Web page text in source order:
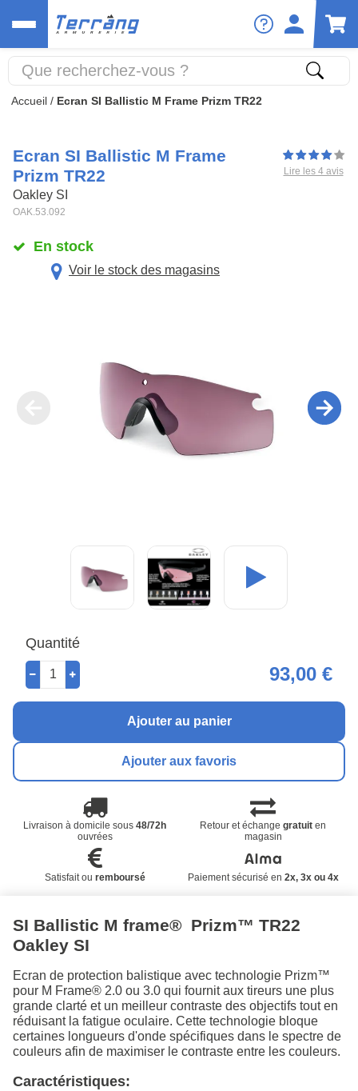
Accueil / Ecran SI Ballistic M Frame Prizm TR22
Ecran SI Ballistic M Frame
Prizm TR22
Oakley SI
OAK.53.092
Lire les 4 avis
En stock
Voir le stock des magasins
Quantité
93,00 €
Ajouter au panier
Ajouter aux favoris
Livraison à domicile sous48/72h
ouvrées
Retour et échangegratuit en
magasin
Satisfait ou remboursé Paiement sécurisé en 2x, 3x ou 4x
SI Ballistic M frame® Prizm™ TR22
Oakley SI
Ecran de protection balistique avec technologie Prizm™
pour M Frame® 2.0 ou 3.0 qui fournit aux tireurs une plus
grande clarté et un meilleur contraste des objectifs tout en
réduisant la fatigue oculaire. Cette technologie bloque
certaines longueurs d'onde spécifiques dans le spectre de
couleurs afin de maximiser le contraste entre les couleurs.
Caractéristiques: